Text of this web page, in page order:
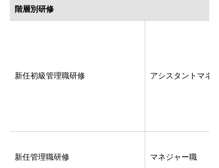
階層別研修
新任初級管理職研修 アシスタントマネ
新任管理職研修 マネジャー職